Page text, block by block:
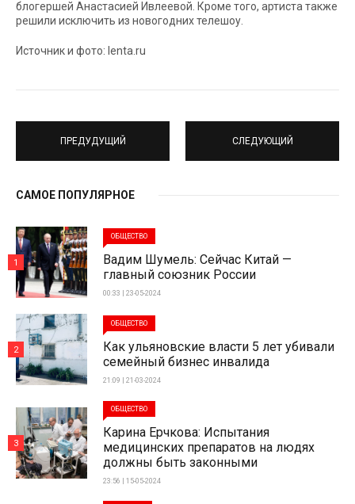
блогершей Анастасией Ивлеевой. Кроме того, артиста также
решили исключить из новогодних телешоу.
Источник и фото: lenta.ru
ПРЕДУДУЩИЙ СЛЕДУЮЩИЙ
САМОЕ ПОПУЛЯРНОЕ
ОБЩЕСТВО
Вадим Шумель: Сейчас Китай —
главный союзник России
00:33 | 23-05-2024
1
ОБЩЕСТВО
Как ульяновские власти 5 лет убивали
семейный бизнес инвалида
21:09 | 21-03-2024
2
ОБЩЕСТВО
Карина Ерчкова: Испытания
медицинских препаратов на людях
должны быть законными
23:56 | 15-05-2024
3